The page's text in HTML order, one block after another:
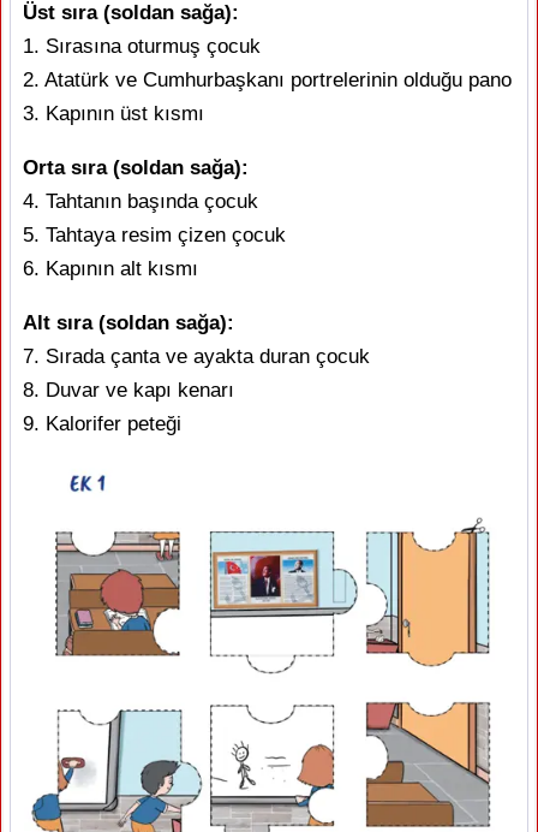
Üst sıra (soldan sağa):
1. Sırasına oturmuş çocuk
2. Atatürk ve Cumhurbaşkanı portrelerinin olduğu pano
3. Kapının üst kısmı
Orta sıra (soldan sağa):
4. Tahtanın başında çocuk
5. Tahtaya resim çizen çocuk
6. Kapının alt kısmı
Alt sıra (soldan sağa):
7. Sırada çanta ve ayakta duran çocuk
8. Duvar ve kapı kenarı
9. Kalorifer peteği